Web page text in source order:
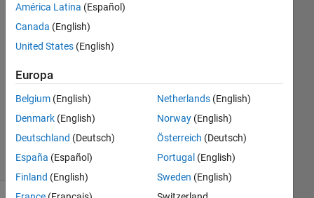
Amanda
2022
1
Risposta
Aggiornato
3 Dic 2022
Visualizzazioni
(30 giorni)
América Latina (Español)
Canada (English)
United States (English)
Europa
Belgium (English)
Denmark (English)
Deutschland (Deutsch)
España (Español)
Finland (English)
Netherlands(English)
Norway(English)
Österreich (Deutsch)
Portugal (English)
Sweden (English)